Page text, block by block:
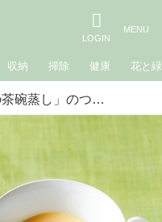
収納 掃除 健康 花と緑
「あさりの茶碗蒸し」のつくり方｜季節の魚料理「あさり」／長谷川弓子